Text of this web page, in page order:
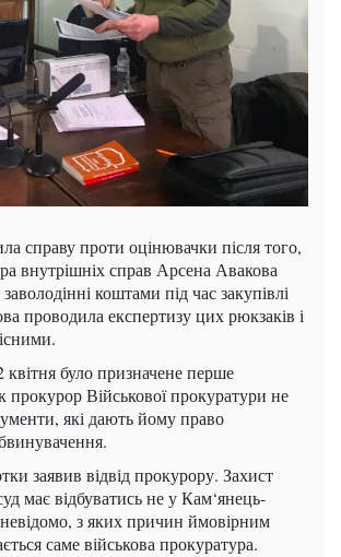
справу проти оцінювачки після того,
внутрішніх справ Арсена Авакова
коштами під час закупівлі
проводила експертизу цих рюкзаків і
було призначене перше
прокурор Військової прокуратури не
які дають йому право
заявив відвід прокурору. Захист
має відбуватись не у Кам‘янець-
з яких причин ймовірним
саме військова прокуратура.